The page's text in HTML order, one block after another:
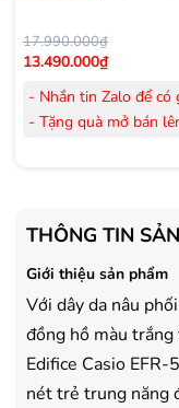
17.990.000₫
13.490.000₫
- Nhắn tin Zalo để có
- Tặng quà mở bán
- Tặng Voucher trị giá
mua Máy lọc Không
- Cam kết hàng mới
- Lắp đặt, HDSD tại
Hà Nội, Hồ Chí Minh
- Vận chuyển Toàn
- Bảo hành 24 tháng
THÔNG TIN
Giới thiệu sản phẩm
Với dây da nâu
đồng hồ màu
Edifice Casio
nét trẻ trung năng